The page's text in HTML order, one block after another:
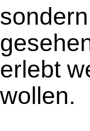
erlebt
wollen.